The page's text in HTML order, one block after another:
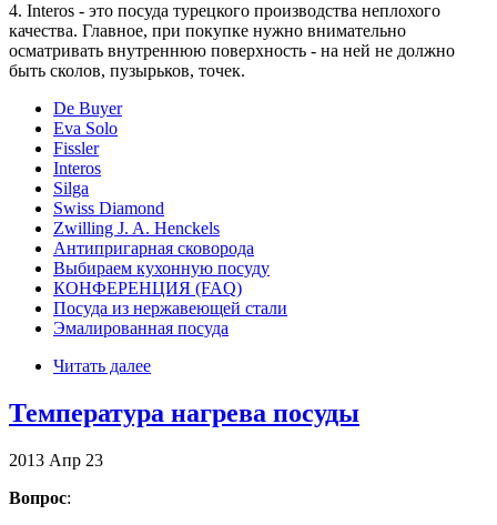
4. Interos - это посуда турецкого производства неплохого
качества. Главное, при покупке нужно внимательно
осматривать внутреннюю поверхность - на ней не должно
быть сколов, пузырьков, точек.
De Buyer
Eva Solo
Fissler
Interos
Silga
Swiss Diamond
Zwilling J. A. Henckels
Антипригарная сковорода
Выбираем кухонную посуду
КОНФЕРЕНЦИЯ (FAQ)
Посуда из нержавеющей стали
Эмалированная посуда
Читать далее
Температура нагрева посуды
2013 Апр 23
Вопрос: